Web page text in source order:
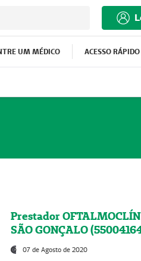
UM MÉDICO ACESSO RÁPIDO
Prestador
SÃO GONÇALO
07 de Agosto de 2020